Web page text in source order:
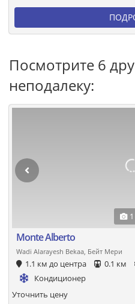
Посмотрите 6
неподалеку:
Monte Alberto
Wadi Alarayesh Bekaa, Бейт Мери
1.1 км до центра 0.1 км
Кондиционер
Уточнить цену